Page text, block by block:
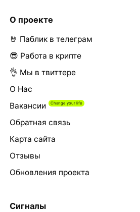
О проекте
🤘 Паблик в телеграм
😎 Работа в крипте
👌 Мы в твиттере
О Нас
Вакансии
Обратная связь
Карта сайта
Отзывы
Обновления проекта
Сигналы